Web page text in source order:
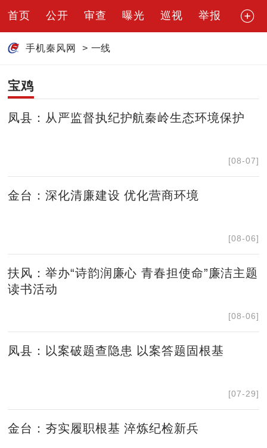
首页 公开 审查 曝光 巡视 举报
手机秦风网 > 一线
宝鸡
凤县：从严监督执纪护航秦岭生态环境保护
[08-07]
金台：深化清廉建设 优化营商环境
[08-06]
扶风：举办“诗韵润廉心 青春担使命”廉洁主题
读书活动
[08-06]
凤县：以案破题查隐患 以案答题固根基
[07-29]
金台：夯实履职根基 淬炼纪检新兵